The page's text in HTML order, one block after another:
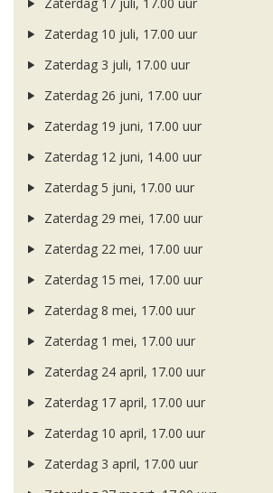
Zaterdag 17 juli, 17.00 uur
Zaterdag 10 juli, 17.00 uur
Zaterdag 3 juli, 17.00 uur
Zaterdag 26 juni, 17.00 uur
Zaterdag 19 juni, 17.00 uur
Zaterdag 12 juni, 14.00 uur
Zaterdag 5 juni, 17.00 uur
Zaterdag 29 mei, 17.00 uur
Zaterdag 22 mei, 17.00 uur
Zaterdag 15 mei, 17.00 uur
Zaterdag 8 mei, 17.00 uur
Zaterdag 1 mei, 17.00 uur
Zaterdag 24 april, 17.00 uur
Zaterdag 17 april, 17.00 uur
Zaterdag 10 april, 17.00 uur
Zaterdag 3 april, 17.00 uur